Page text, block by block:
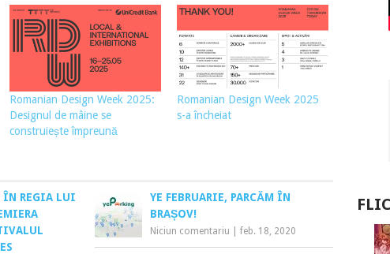
Romanian Design Week 2025:
Designul de mâine se
construiește împreună
Romanian Design Week 2025
s-a încheiat
REGIA LUI
YE FEBRUARIE, PARCĂM ÎN
BRAȘOV!
Niciun comentariu |feb. 18, 2020